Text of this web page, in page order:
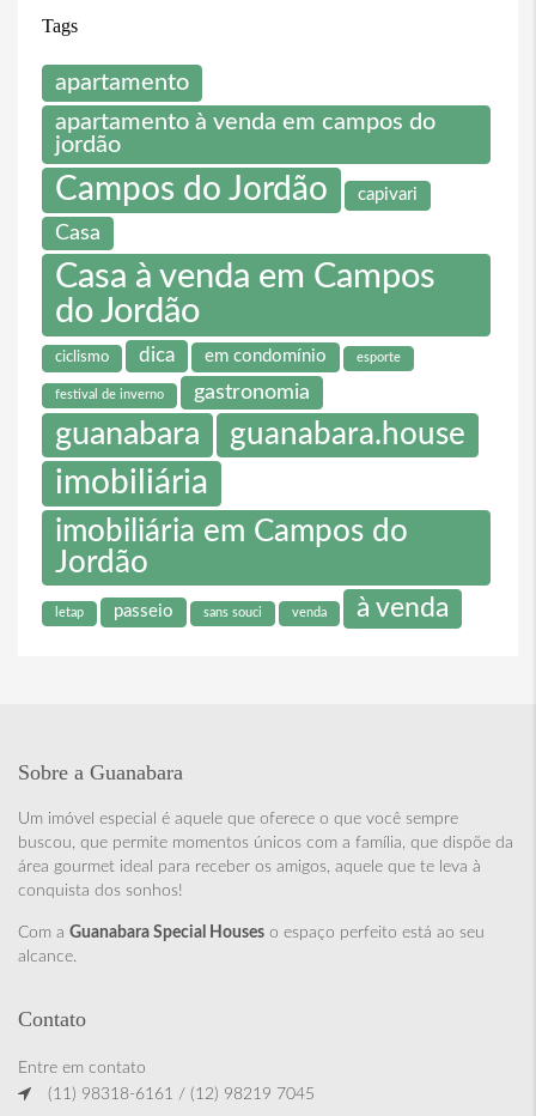
Tags
apartamento
apartamento à venda em campos do
jordão
Campos do Jordão capivari
Casa
Casa à venda em Campos
do Jordão
ciclismo dica em condomínio esporte
festival de inverno gastronomia
guanabara guanabara.house
imobiliária
imobiliária em Campos do
Jordão
letap passeio sans souci venda à venda
Sobre a Guanabara
Um imóvel especial é aquele que oferece o que você sempre
buscou, que permite momentos únicos com a família, que dispõe da
área gourmet ideal para receber os amigos, aquele que te leva à
conquista dos sonhos!
Com a Guanabara Special Houses o espaço perfeito está ao seu
alcance.
Contato
Entre em contato
(11) 98318-6161 / (12) 98219 7045